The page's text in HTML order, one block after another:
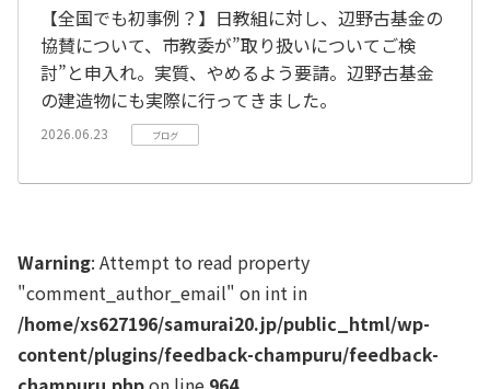
【全国でも初事例？】日教組に対し、辺野古基金の
協賛について、市教委が”取り扱いについてご検
討”と申入れ。実質、やめるよう要請。辺野古基金
の建造物にも実際に行ってきました。
2026.06.23 ブログ
Warning: Attempt to read property
"comment_author_email" on int in
/home/xs627196/samurai20.jp/public_html/wp-
content/plugins/feedback-champuru/feedback-